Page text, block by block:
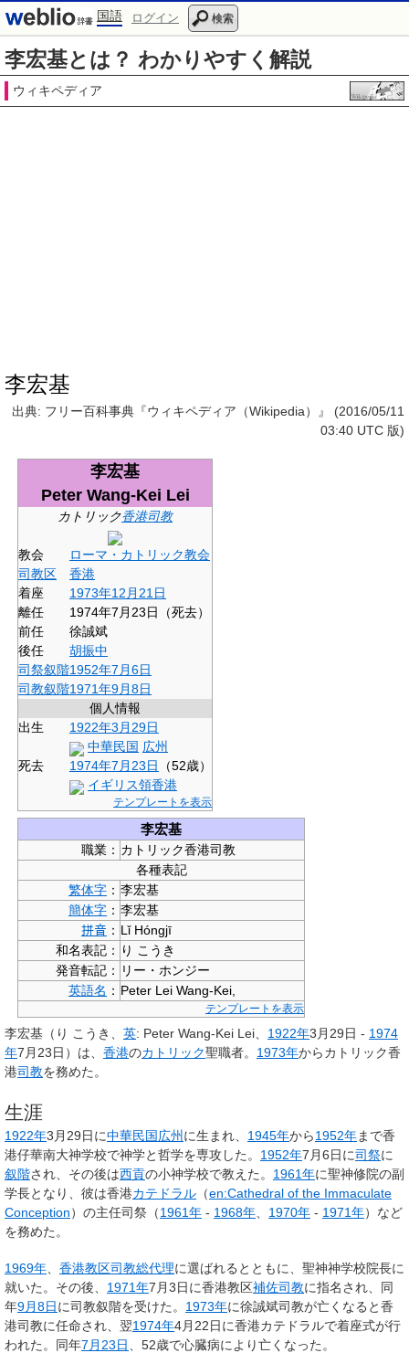
国語 ログイン 検索
李宏基とは？ わかりやすく解説
ウィキペディア
李宏基
出典: フリー百科事典『ウィキペディア（Wikipedia）』 (2016/05/11
03:40 UTC 版)
李宏基
Peter Wang-Kei Lei
カトリック香港司教
教会
ローマ・カトリック教会
司教区
香港
着座
1973年12月21日
離任
1974年7月23日（死去）
前任
徐誠斌
後任
胡振中
司祭叙階1952年7月6日
司教叙階1971年9月8日
個人情報
出生
1922年3月29日
中華民国 広州
死去
1974年7月23日
（52歳）
イギリス領香港
テンプレートを表示
李宏基
職業： カトリック香港司教
各種表記
繁体字 ： 李宏基
簡体字 ： 李宏基
拼音 ： Lǐ Hóngjī
和名表記：
り こうき
発音転記：
リー・ホンジー
英語名 ： Peter Lei Wang-Kei,
テンプレートを表示
李宏基 （り こうき、 英: Peter Wang-Kei Lei 1922年3月29日 - 1974
年7月23日）は、 香港のカトリック聖職者。 1973年からカトリック香
港司教を務めた。
生涯
1922年3月29日に中華民国広州 に生まれ、 1945年から1952年まで香
港仔華南大神学校で神学と哲学を専攻した。 1952年7月6日に司祭に
叙階され、その後は西貢の小神学校で教えた。 1961年に聖神修院の副
学長となり、彼は香港カテドラル （en:Cathedral of the Immaculate
Conception） の主任司祭（1961年 - 1968年、 1970年 - 1971年）など
を務めた。
1969年 香港教区司教総代理に選ばれるとともに、聖神神学校院長に
就いた。その後、 1971年7月3日に香港教区補佐司教に指名され、同
年9月8日に司教叙階を受けた。 1973年に徐誠斌司教が亡くなると香
港司教に任命され、翌1974年4月22日に香港カテドラルで着座式が行
われた。同年7月23日 、52歳で心臓病により亡くなった。